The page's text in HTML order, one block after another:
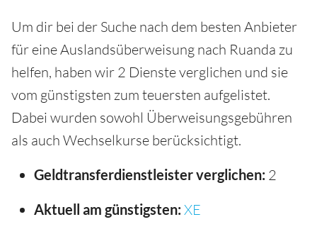
Um dir bei der Suche nach dem besten Anbieter
für eine Auslandsüberweisung nach Ruanda zu
helfen, haben wir 2 Dienste verglichen und sie
vom günstigsten zum teuersten aufgelistet.
Dabei wurden sowohl Überweisungsgebühren
als auch Wechselkurse berücksichtigt.
Geldtransferdienstleister verglichen: 2
Aktuell am günstigsten: XE